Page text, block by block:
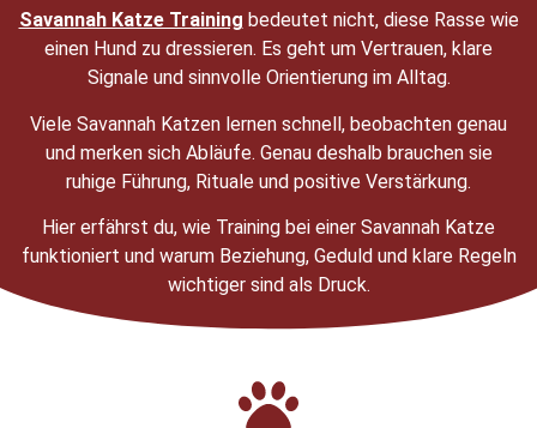
Savannah Katze Training bedeutet nicht, diese Rasse wie
einen Hund zu dressieren. Es geht um Vertrauen, klare
Signale und sinnvolle Orientierung im Alltag.
Viele Savannah Katzen lernen schnell, beobachten genau
und merken sich Abläufe. Genau deshalb brauchen sie
ruhige Führung, Rituale und positive Verstärkung.
Hier erfährst du, wie Training bei einer Savannah Katze
funktioniert und warum Beziehung, Geduld und klare Regeln
wichtiger sind als Druck.